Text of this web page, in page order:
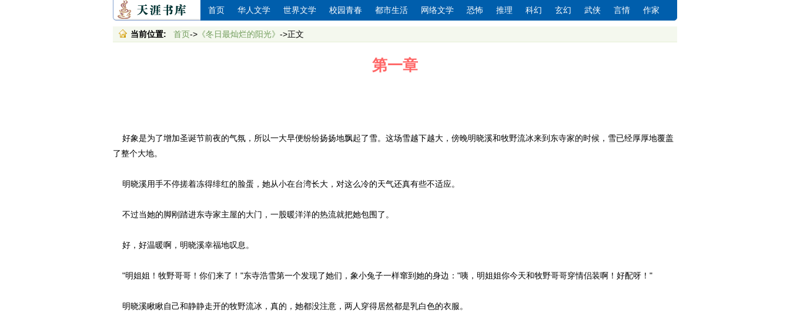
首页 华人文学 世界文学 校园青春 都市生活 网络文学 恐怖 推理 科幻 玄幻 武侠 言情 作家
当前位置: 首页-> 《冬日最灿烂的阳光》 ->正文
第一章
好象是为了增加圣诞节前夜的气氛，所以一大早便纷纷扬扬地飘起了雪。这场雪越下越大，傍晚明晓溪和牧野流冰来到东寺家的时候，雪已经厚厚地覆盖
了整个大地。
明晓溪用手不停搓着冻得绯红的脸蛋，她从小在台湾长大，对这么冷的天气还真有些不适应。
不过当她的脚刚踏进东寺家主屋的大门，一股暖洋洋的热流就把她包围了。
好，好温暖啊，明晓溪幸福地叹息。
"明姐姐！牧野哥哥！你们来了！"东寺浩雪第一个发现了她们，象小兔子一样窜到她的身边："咦，明姐姐你今天和牧野哥哥穿情侣装啊！好配呀！"
明晓溪瞅瞅自己和静静走开的牧野流冰，真的，她都没注意，两人穿得居然都是乳白色的衣服。